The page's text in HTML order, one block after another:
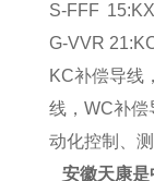
S-FFF
G-VVR
KC补偿导线
线，WC补偿
动化控制、
安徽天康是